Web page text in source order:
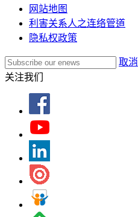
网站地图
利害关系人之连络管道
隐私权政策
取消
关注我们